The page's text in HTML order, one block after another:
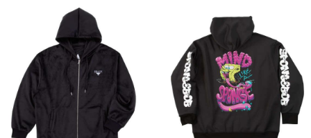
サイズ/バスト/総丈/裾周り/肩幅/袖丈
3L/136/78/110/60/61
4L/146/80/120/62/62
5L/156/82/130/64/63
6L/166/84/140/66/64
単位はcm
※【返品交換について】
返品交換希望の方は、商品到着後1週間以内にご連絡ください。
下着(肌着)やワイシャツは商品の性質上、返品交換不可とさせて頂いております。予め
ご了承くださいませ。